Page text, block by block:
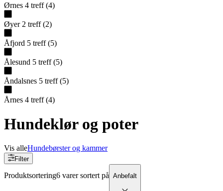
Ørnes 4 treff (4)
Øyer 2 treff (2)
Åfjord 5 treff (5)
Ålesund 5 treff (5)
Åndalsnes 5 treff (5)
Årnes 4 treff (4)
Hundeklør og poter
Vis alleHundebørster og kammer
Filter
Produktsortering6 varer sortert på Anbefalt